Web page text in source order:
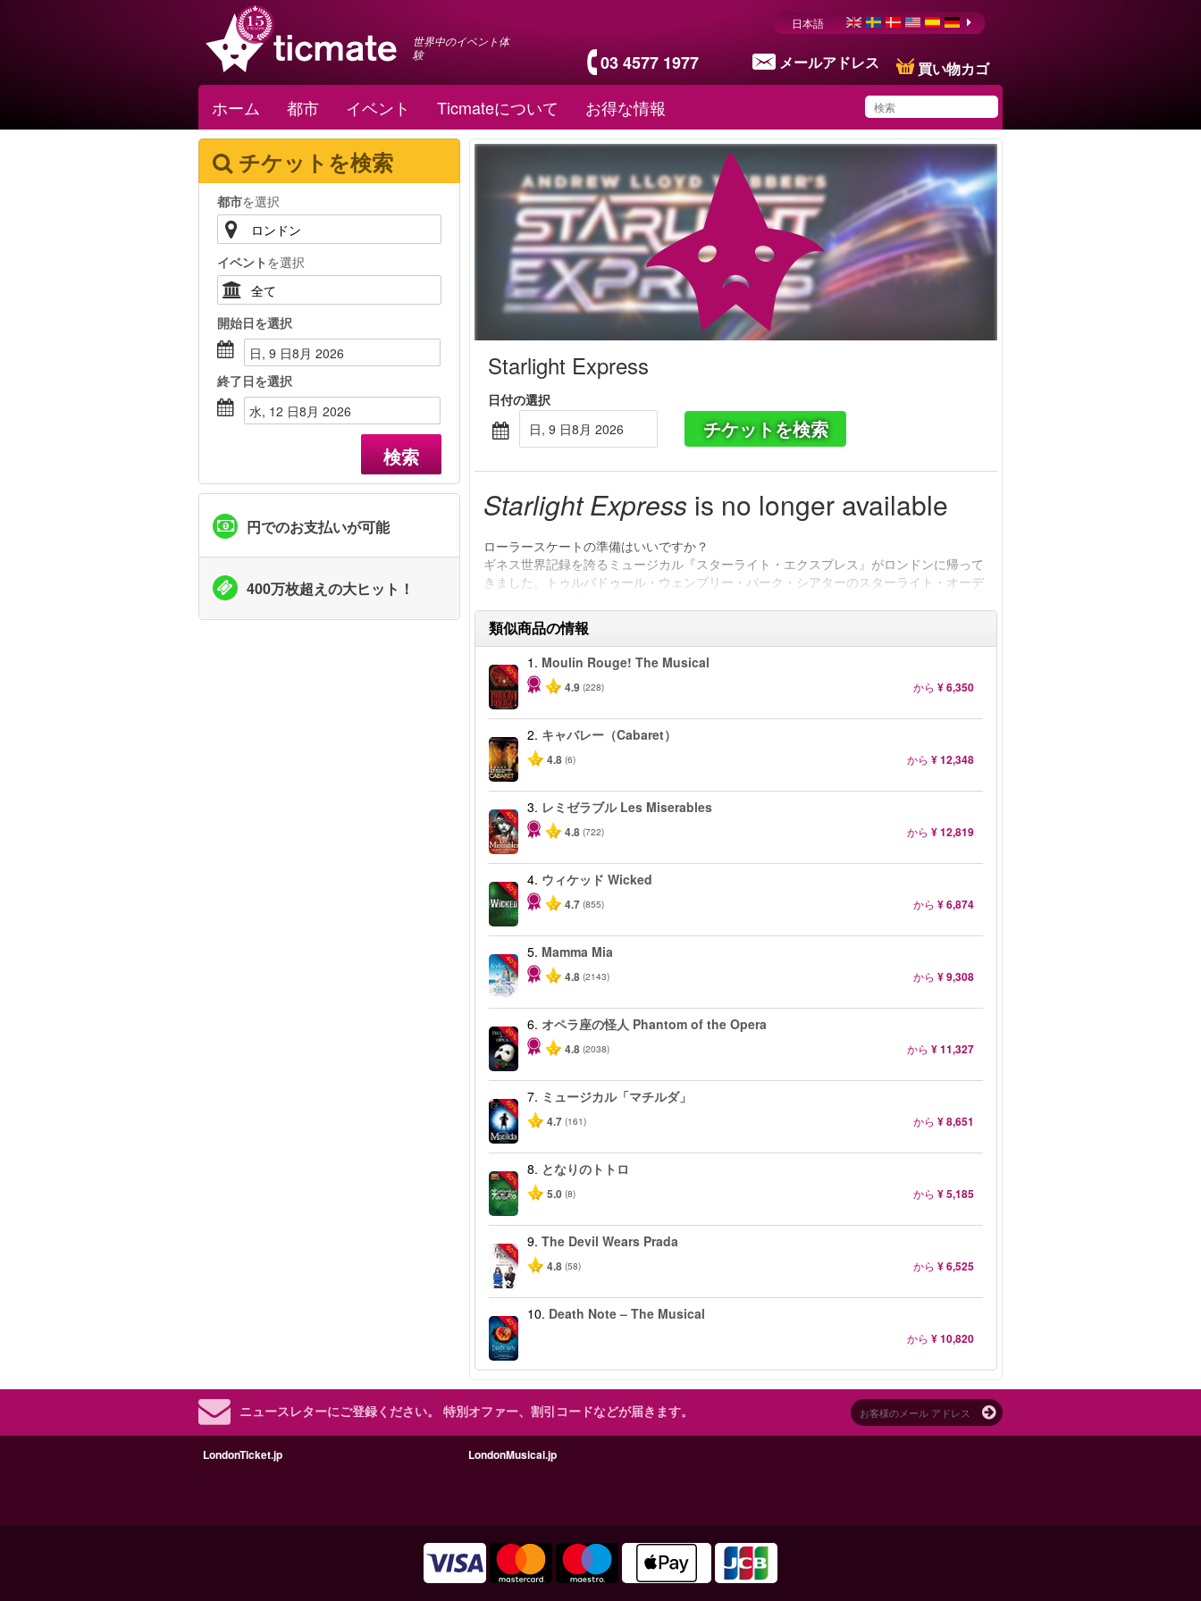
世界中のイベント体
験
03 4577 1977 メールアドレス 買い物カゴ
日本語
ホーム 都市 イベント Ticmateについて お得な情報
You have saved this
product in your list
チケットを検索
都市を選択
イベント を選択
開始日を選択
日, 9 日8月 2026
終了日を選択
水, 12 日8月 2026
検索
円でのお支払いが可能
400万枚超えの大ヒット！
Starlight Express
日付の選択
日, 9 日8月 2026
チケットを検索
Starlight Express is no longer available
ローラースケートの準備はいいですか？
ギネス世界記録を誇るミュージカル『スターライト・エクスプレス』がロンドンに帰って
きました。トゥルバドゥール・ウェンブリー・パーク・シアターのスターライト・オーデ
類似商品の情報
-50%
1. Moulin Rouge! The Musical
4.9 (228) から ¥ 6,350
2. キャバレー（Cabaret）
4.8 (6) から ¥ 12,348
-40%
3. レミゼラブル Les Miserables
4.8 (722) から ¥ 12,819
-50%
4. ウィケッド Wicked
4.7 (855) から ¥ 6,874
-40%
5. Mamma Mia
4.8 (2143) から ¥ 9,308
-20%
6. オペラ座の怪人 Phantom of the Opera
4.8 (2038) から ¥ 11,327
-50%
7. ミュージカル「マチルダ」
4.7 (161) から ¥ 8,651
-50%
8. となりのトトロ
5.0 (8) から ¥ 5,185
-50%
9.The Devil Wears Prada
4.8 (58) から ¥ 6,525
-40%
10. Death Note – The Musical
から ¥ 10,820
ニュースレターにご登録ください。 特別オファー、割引コードなどが届きます。
LondonTicket.jp LondonMusical.jp